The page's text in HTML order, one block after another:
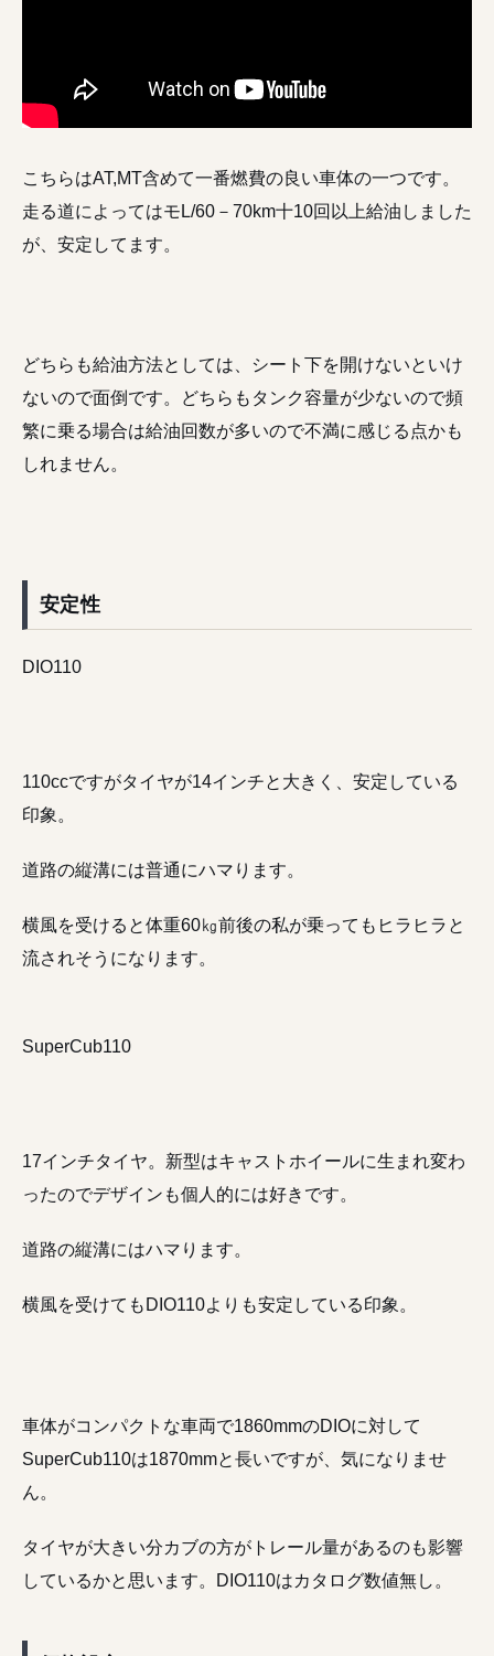
こちらはAT,MT含めて一番燃費の良い車体の一つです。
走る道によってはモL/60－70km十10回以上給油しました
が、安定してます。
どちらも給油方法としては、シート下を開けないといけ
ないので面倒です。どちらもタンク容量が少ないので頻
繁に乗る場合は給油回数が多いので不満に感じる点かも
しれません。
安定性
DIO110
110ccですがタイヤが14インチと大きく、安定している
印象。
道路の縦溝には普通にハマります。
横風を受けると体重60㎏前後の私が乗ってもヒラヒラと
流されそうになります。
SuperCub110
17インチタイヤ。新型はキャストホイールに生まれ変わ
ったのでデザインも個人的には好きです。
道路の縦溝にはハマります。
横風を受けてもDIO110よりも安定している印象。
車体がコンパクトな車両で1860mmのDIOに対して
SuperCub110は1870mmと長いですが、気になりませ
ん。
タイヤが大きい分カブの方がトレール量があるのも影響
しているかと思います。DIO110はカタログ数値無し。